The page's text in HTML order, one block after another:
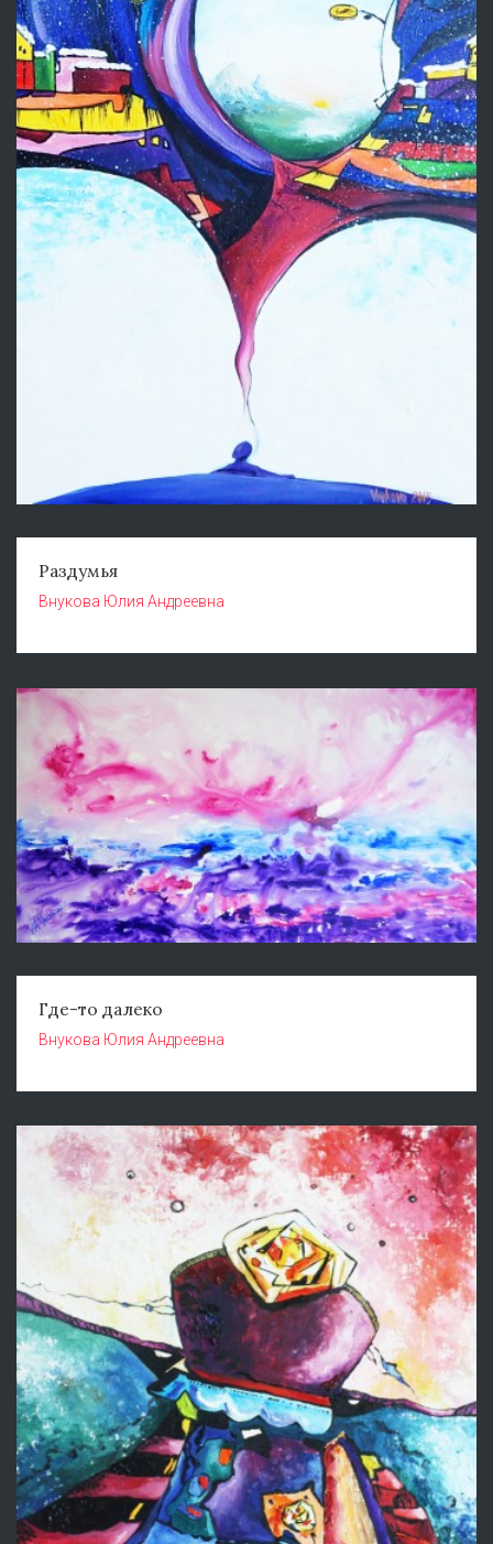
Раздумья
Внукова Юлия Андреевна
Где-то далеко
Внукова Юлия Андреевна